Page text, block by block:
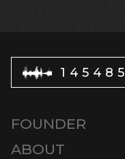
145485
FOUNDER
ABOUT